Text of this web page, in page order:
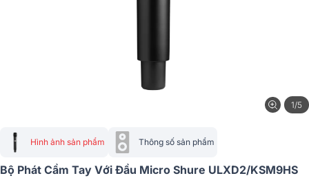
1/5
Hình ảnh sản phẩm Thông số sản phẩm
Bộ Phát Cầm Tay Với Đầu Micro Shure ULXD2/KSM9HS